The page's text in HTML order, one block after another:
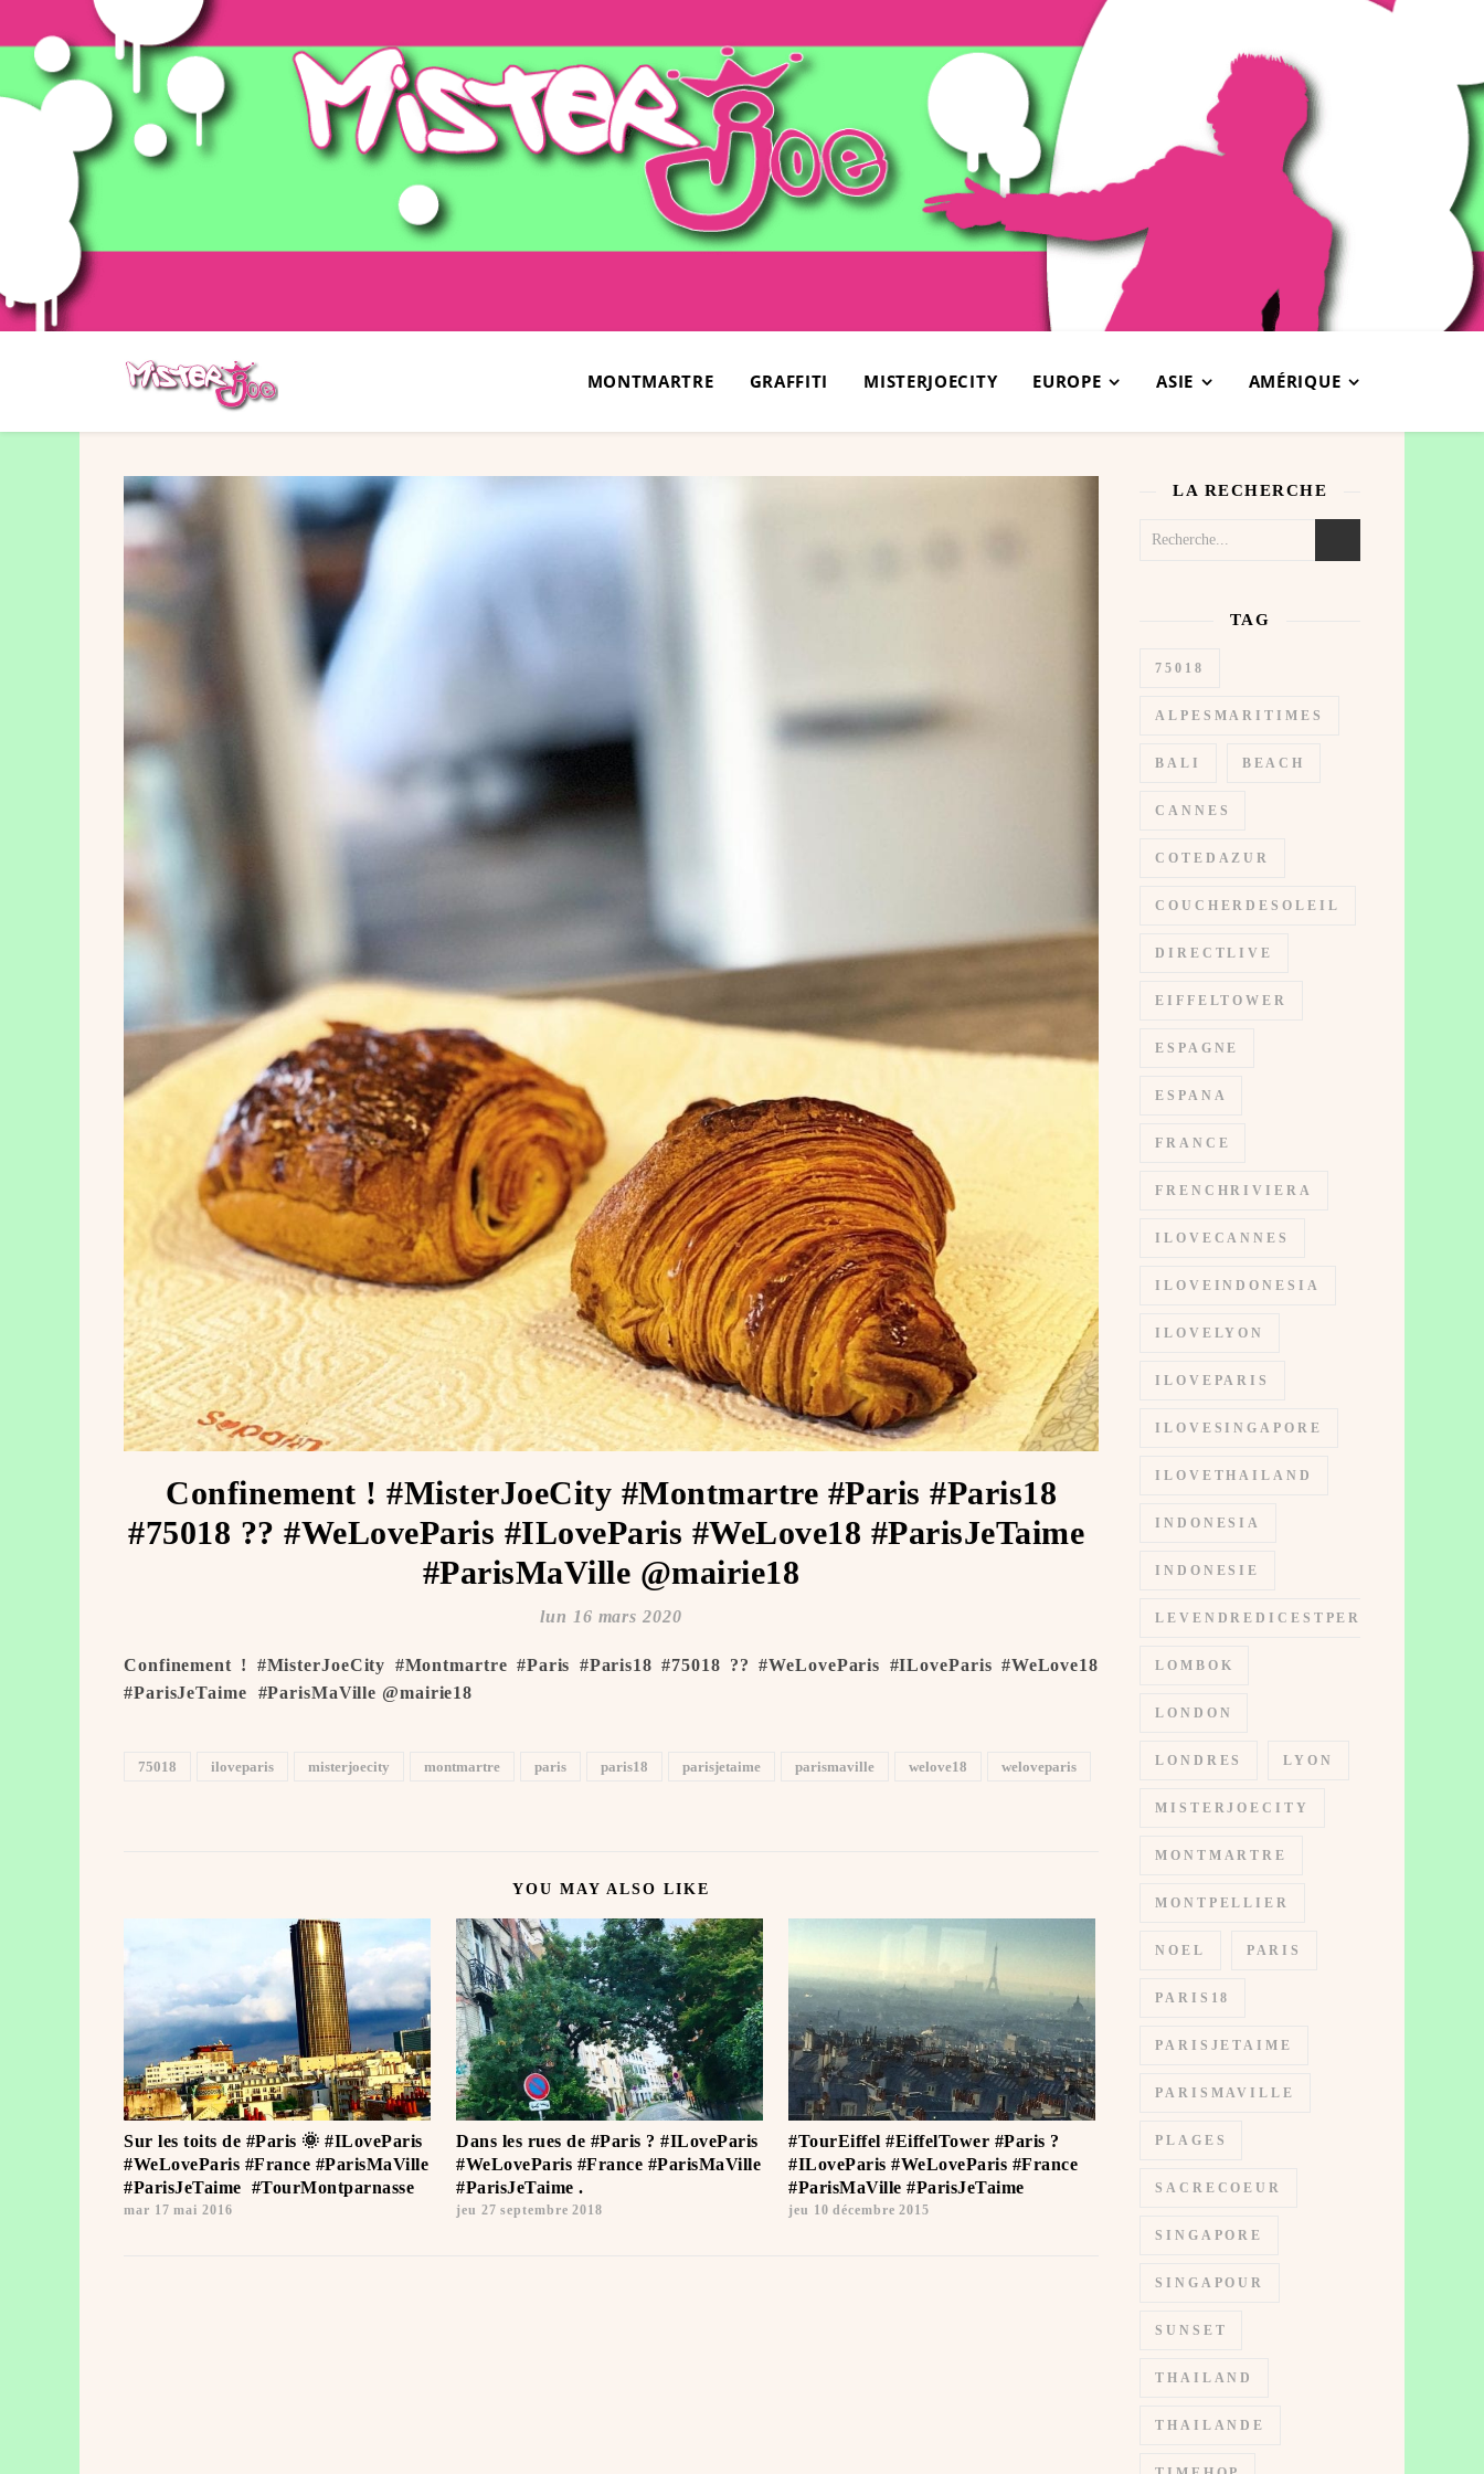
MONTMARTRE GRAFFITI MISTERJOECITY EUROPE ASIE AMÉRIQUE
Confinement ! #MisterJoeCity #Montmartre #Paris #Paris18
#75018 ?? #WeLoveParis #ILoveParis #WeLove18 #ParisJeTaime ️
#ParisMaVille @mairie18
lun 16 mars 2020
Confinement ! #MisterJoeCity #Montmartre #Paris #Paris18 #75018 ?? #WeLoveParis #ILoveParis #WeLove18
#ParisJeTaime ️ #ParisMaVille @mairie18
75018 iloveparis misterjoecity montmartre paris paris18 parisjetaime parismaville welove18 weloveparis
YOU MAY ALSO LIKE
Sur les toits de #Paris 🌞 #ILoveParis
#WeLoveParis #France #ParisMaVille
#ParisJeTaime ️ #TourMontparnasse
mar 17 mai 2016
Dans les rues de #Paris ? #ILoveParis
#WeLoveParis #France #ParisMaVille
#ParisJeTaime ️.
jeu 27 septembre 2018
#TourEiffel #EiffelTower #Paris ?
#ILoveParis #WeLoveParis #France
#ParisMaVille #ParisJeTaime ️
jeu 10 décembre 2015
LA RECHERCHE
TAG
75018
ALPESMARITIMES
BALI BEACH
CANNES
COTEDAZUR
COUCHERDESOLEIL
DIRECTLIVE
EIFFELTOWER
ESPAGNE
ESPANA
FRANCE
FRENCHRIVIERA
ILOVECANNES
ILOVEINDONESIA
ILOVELYON
ILOVEPARIS
ILOVESINGAPORE
ILOVETHAILAND
INDONESIA
INDONESIE
LEVENDREDICESTPERMIS
LOMBOK
LONDON
LONDRES LYON
MISTERJOECITY
MONTMARTRE
MONTPELLIER
NOEL PARIS
PARIS18
PARISJETAIME
PARISMAVILLE
PLAGES
SACRECOEUR
SINGAPORE
SINGAPOUR
SUNSET
THAILAND
THAILANDE